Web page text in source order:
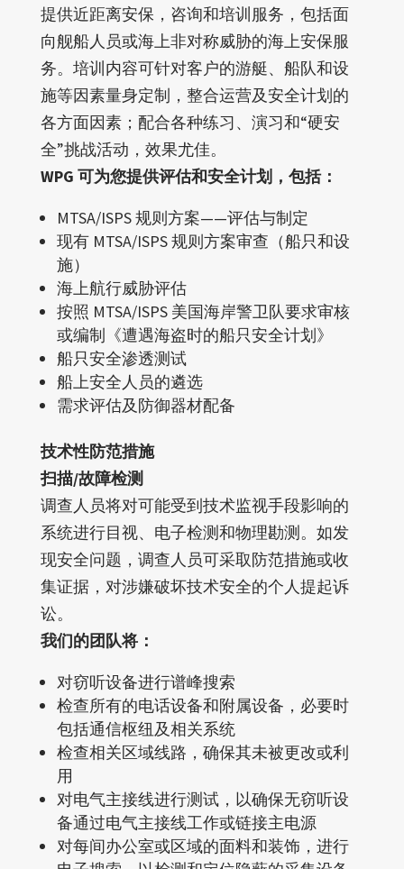
提供近距离安保，咨询和培训服务，包括面
向舰船人员或海上非对称威胁的海上安保服
务。培训内容可针对客户的游艇、船队和设
施等因素量身定制，整合运营及安全计划的
各方面因素；配合各种练习、演习和“硬安
全”挑战活动，效果尤佳。
WPG 可为您提供评估和安全计划，包括：
MTSA/ISPS 规则方案——评估与制定
现有 MTSA/ISPS 规则方案审查（船只和设
施）
海上航行威胁评估
按照 MTSA/ISPS 美国海岸警卫队要求审核
或编制《遭遇海盗时的船只安全计划》
船只安全渗透测试
船上安全人员的遴选
需求评估及防御器材配备
技术性防范措施
扫描/故障检测
调查人员将对可能受到技术监视手段影响的
系统进行目视、电子检测和物理勘测。如发
现安全问题，调查人员可采取防范措施或收
集证据，对涉嫌破坏技术安全的个人提起诉
讼。
我们的团队将：
对窃听设备进行谱峰搜索
检查所有的电话设备和附属设备，必要时
包括通信枢纽及相关系统
检查相关区域线路，确保其未被更改或利
用
对电气主接线进行测试，以确保无窃听设
备通过电气主接线工作或链接主电源
对每间办公室或区域的面料和装饰，进行